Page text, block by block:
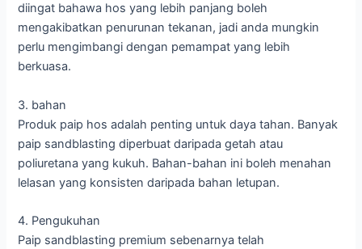
diingat bahawa hos yang lebih panjang boleh
mengakibatkan penurunan tekanan, jadi anda mungkin
perlu mengimbangi dengan pemampat yang lebih
berkuasa.
3. bahan
Produk paip hos adalah penting untuk daya tahan. Banyak
paip sandblasting diperbuat daripada getah atau
poliuretana yang kukuh. Bahan-bahan ini boleh menahan
lelasan yang konsisten daripada bahan letupan.
4. Pengukuhan
Paip sandblasting premium sebenarnya telah